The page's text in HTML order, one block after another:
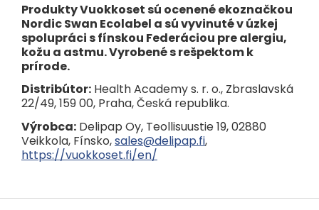
Produkty Vuokkoset sú ocenené ekoznačkou
Nordic Swan Ecolabel a sú vyvinuté v úzkej
spolupráci s fínskou Federáciou pre alergiu,
kožu a astmu. Vyrobené s rešpektom k
prírode.
Distribútor: Health Academy s. r. o., Zbraslavská
22/49, 159 00, Praha, Česká republika.
Výrobca: Delipap Oy, Teollisuustie 19, 02880
Veikkola, Fínsko,sales@delipap.fi,
https://vuokkoset.fi/en/